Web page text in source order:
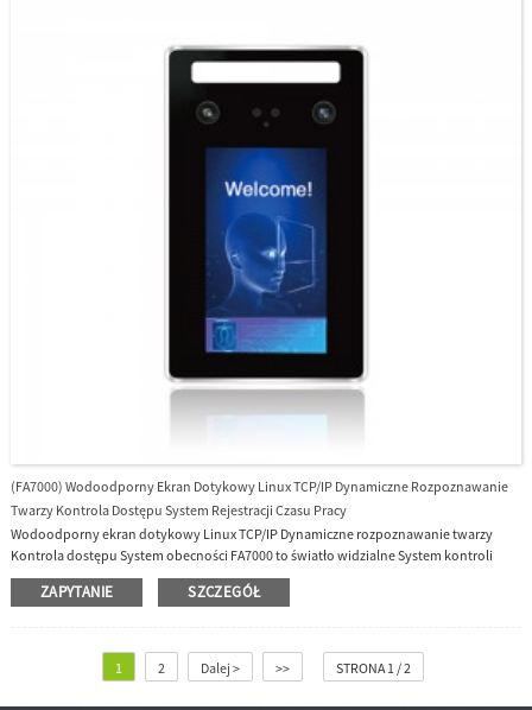
(FA7000) Wodoodporny Ekran Dotykowy Linux TCP/IP Dynamiczne Rozpoznawanie
Twarzy Kontrola Dostępu System Rejestracji Czasu Pracy
Wodoodporny ekran dotykowy Linux TCP/IP Dynamiczne rozpoznawanie twarzy
Kontrola dostępu System obecności FA7000 to światło widzialne System kontroli
dostępu z dynamicznym rozpoznawaniem twarzy Z 5-calowym kolorowym ekranem
dotykowym TFT, pojemnością 10 000 twarzy, 10 000 kart (opcjonalnie), 10 000 haseł, 1
ZAPYTANIE SZCZEGÓŁ
1 2 Dalej > >> STRONA 1 / 2